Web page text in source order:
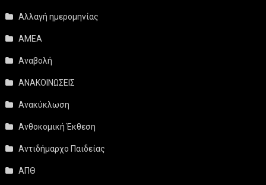
Αλλαγή ημερομηνίας
ΑΜΕΑ
Αναβολή
ΑΝΑΚΟΙΝΩΣΕΙΣ
Ανακύκλωση
Ανθοκομική Έκθεση
Αντιδήμαρχο Παιδείας
ΑΠΘ